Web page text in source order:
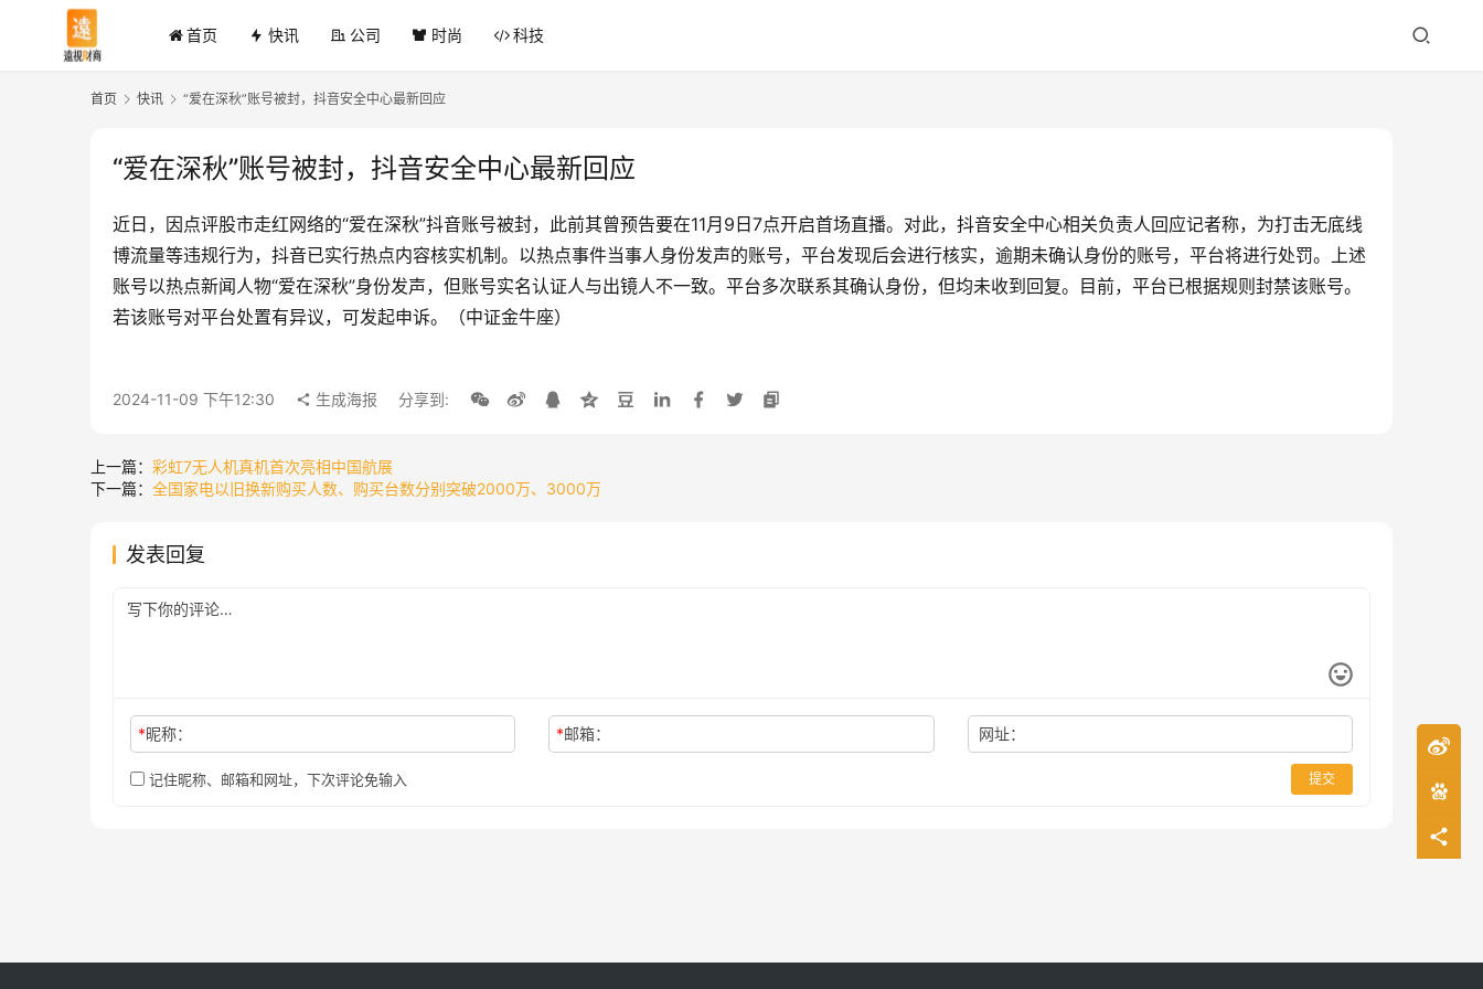
首页 快讯 公司 时尚 科技
首页 快讯 “爱在深秋”账号被封，抖音安全中心最新回应
“爱在深秋”账号被封，抖音安全中心最新回应
近日，因点评股市走红网络的“爱在深秋”抖音账号被封，此前其曾预告要在11月9日7点开启首场直播。对此，抖音安全中心相关负责人回应记者称，为打击无底线
博流量等违规行为，抖音已实行热点内容核实机制。以热点事件当事人身份发声的账号，平台发现后会进行核实，逾期未确认身份的账号，平台将进行处罚。上述
账号以热点新闻人物“爱在深秋”身份发声，但账号实名认证人与出镜人不一致。平台多次联系其确认身份，但均未收到回复。目前，平台已根据规则封禁该账号。
若该账号对平台处置有异议，可发起申诉。（中证金牛座）
2024-11-09 下午12:30 生成海报 分享到:
上一篇： 彩虹7无人机真机首次亮相中国航展
下一篇： 全国家电以旧换新购买人数、购买台数分别突破2000万、3000万
发表回复
*昵称： *邮箱： 网址：
记住昵称、邮箱和网址，下次评论免输入 提交